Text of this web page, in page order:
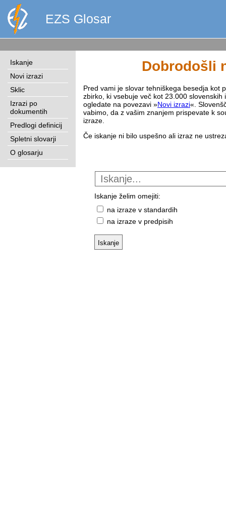
EZS Glosar
Iskanje
Novi izrazi
Sklic
Izrazi po
dokumentih
Predlogi definicij
Spletni slovarji
O glosarju
Dobrodošli
Pred vami je slovar tehniškega besedja kot
zbirko, ki vsebuje več kot 23.000
ogledate na povezavi »Novi izrazi«.
vabimo, da z vašim znanjem prispevate k
izraze.
Če iskanje ni bilo uspešno ali izraz ne
Iskanje želim omejiti:
na izraze v standardih
na izraze v predpisih